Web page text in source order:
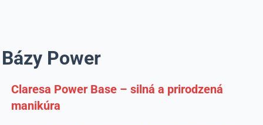
Bázy Power
Claresa Power Base – silná a prirodzená
manikúra